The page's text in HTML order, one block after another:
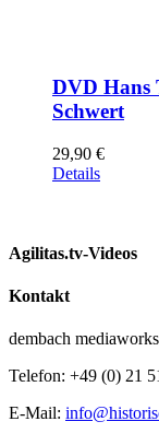
DVD Hans
Schwert
29,90 €
Details
Agilitas.tv-Videos
Kontakt
dembach mediaworks
Telefon: +49 (0) 21
E-Mail: